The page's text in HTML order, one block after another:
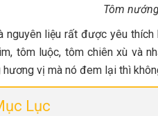
Tôm
nguyên liệu rất được yêu
tôm luộc, tôm chiên xù và
hương vị mà nó đem lại thì
Lục